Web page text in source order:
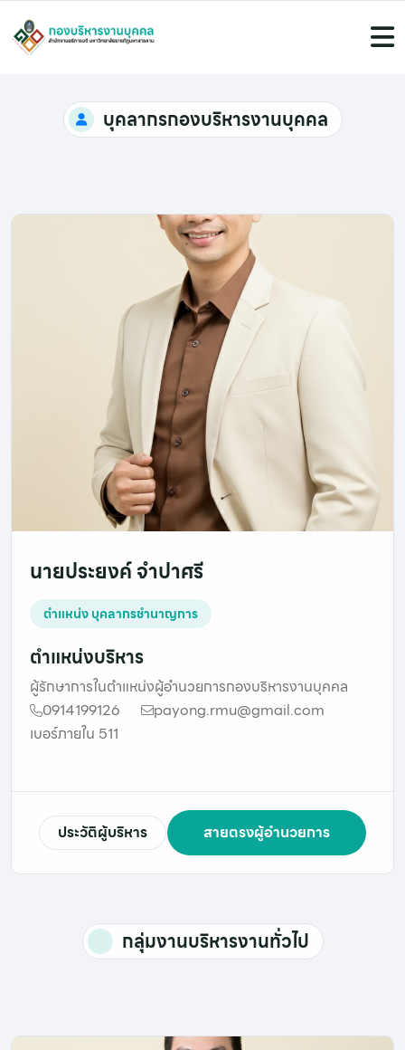
บุคลากรกองบริหารงานบุคคล
นายประยงค์ จำปาศรี
ตำแหน่ง บุคลากรชำนาญการ
ตำแหน่งบริหาร
ผู้รักษาการในตำแหน่งผู้อำนวยการกองบริหารงานบุคคล
0914199126
payong.rmu@gmail.com
เบอร์ภายใน 511
ประวัติผู้บริหาร สายตรงผู้อำนวยการ
กลุ่มงานบริหารงานทั่วไป